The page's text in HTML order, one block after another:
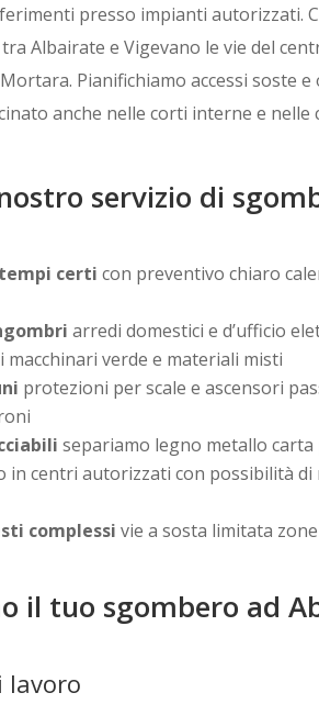
presso impianti autorizzati.
tra Albairate e Vigevano le vie del
Pianifichiamo accessi soste
anche nelle corti interne e
servizio di
certi con preventivo chiaro
arredi domestici e d’ufficio
verde e materiali misti
protezioni per scale e ascensori
separiamo legno metallo
centri autorizzati con possibilità
complessi vie a sosta limitata
il tuo sgombero ad
lavoro